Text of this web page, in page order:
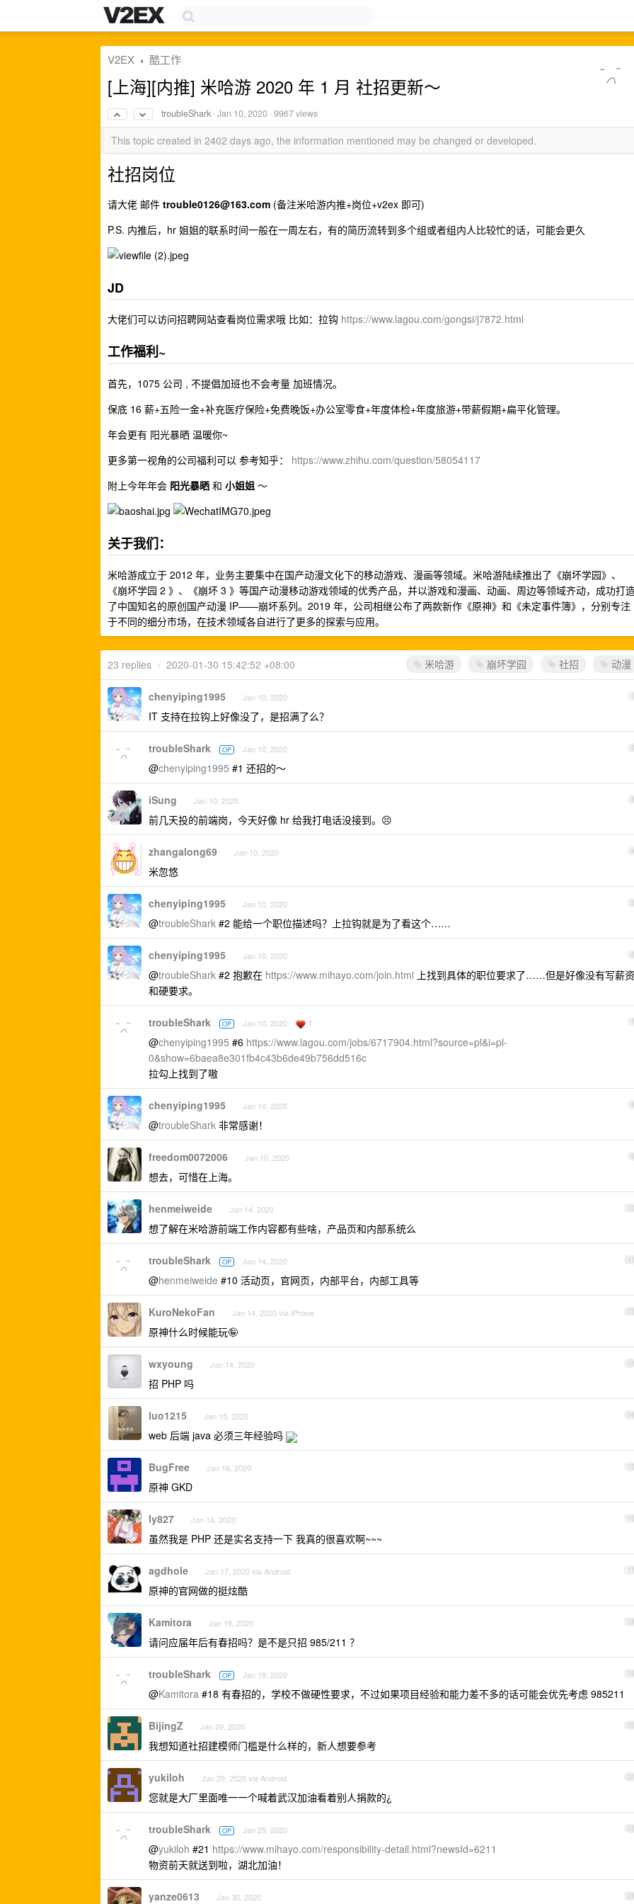
V2EX › 酷工作
[上海][内推] 米哈游 2020 年 1 月 社招更新～
troubleShark ·Jan 10, 2020 · 9967 views
This topic created in 2402 days ago, the information mentioned may be changed or developed.
社招岗位
请大佬 邮件 trouble0126@163.com (备注米哈游内推+岗位+v2ex 即可)
P.S. 内推后，hr 姐姐的联系时间一般在一周左右，有的简历流转到多个组或者组内人比较忙的话，可能会更久
JD
大佬们可以访问招聘网站查看岗位需求哦 比如：拉钩 https://www.lagou.com/gongsi/j7872.html
工作福利~
首先，1075 公司 , 不提倡加班也不会考量 加班情况。
保底 16 薪+五险一金+补充医疗保险+免费晚饭+办公室零食+年度体检+年度旅游+带薪假期+扁平化管理。
年会更有 阳光暴晒 温暖你~
更多第一视角的公司福利可以 参考知乎： https://www.zhihu.com/question/58054117
附上今年年会 阳光暴晒 和 小姐姐 ～
关于我们：
米哈游成立于 2012 年，业务主要集中在国产动漫文化下的移动游戏、漫画等领域。米哈游陆续推出了《崩坏学园》、
《崩坏学园 2 》、《崩坏 3 》等国产动漫移动游戏领域的优秀产品，并以游戏和漫画、动画、周边等领域齐动，成功打
了中国知名的原创国产动漫 IP——崩坏系列。2019 年，公司相继公布了两款新作《原神》和《未定事件簿》，分别专注
于不同的细分市场，在技术领域各自进行了更多的探索与应用。
米哈游 崩坏学园 社招 动漫
23 replies • 2020-01-30 15:42:52 +08:00
1
chenyiping1995 Jan 10, 2020
IT 支持在拉钩上好像没了，是招满了么？
2
troubleShark OP Jan 10, 2020
@chenyiping1995 #1 还招的～
3
iSung Jan 10, 2020
前几天投的前端岗，今天好像 hr 给我打电话没接到。😣
4
zhangalong69 Jan 10, 2020
米忽悠
5
chenyiping1995 Jan 10, 2020
@troubleShark #2 能给一个职位描述吗？上拉钩就是为了看这个……
6
chenyiping1995 Jan 10, 2020
@troubleShark #2 抱歉在 https://www.mihayo.com/join.html 上找到具体的职位要求了……但是好像没有写薪资
和硬要求。
7
troubleShark OP Jan 10, 2020 1
@chenyiping1995 #6 https://www.lagou.com/jobs/6717904.html?source=pl&i=pl-
0&show=6baea8e301fb4c43b6de49b756dd516c
拉勾上找到了嗷
8
chenyiping1995 Jan 10, 2020
@troubleShark 非常感谢！
9
freedom0072006 Jan 10, 2020
想去，可惜在上海。
10
henmeiweide Jan 14, 2020
想了解在米哈游前端工作内容都有些啥，产品页和内部系统么
11
troubleShark OP Jan 14, 2020
@henmeiweide #10 活动页，官网页，内部平台，内部工具等
12
KuroNekoFan Jan 14, 2020 via iPhone
原神什么时候能玩🤪
13
wxyoung Jan 14, 2020
招 PHP 吗
14
luo1215 Jan 15, 2020
web 后端 java 必须三年经验吗
15
BugFree Jan 16, 2020
原神 GKD
16
ly827 Jan 16, 2020
虽然我是 PHP 还是实名支持一下 我真的很喜欢啊~~~
17
agdhole Jan 17, 2020 via Android
原神的官网做的挺炫酷
18
Kamitora Jan 19, 2020
请问应届年后有春招吗？是不是只招 985/211 ？
19
troubleShark OP Jan 19, 2020
@Kamitora #18 有春招的，学校不做硬性要求，不过如果项目经验和能力差不多的话可能会优先考虑 985211
20
BijingZ Jan 29, 2020
我想知道社招建模师门槛是什么样的，新人想要参考
21
yukiloh Jan 29, 2020 via Android
您就是大厂里面唯一一个喊着武汉加油看着别人捐款的¿
22
troubleShark OP Jan 29, 2020
@yukiloh #21 https://www.mihayo.com/responsibility-detail.html?newsId=6211
物资前天就送到啦，湖北加油！
23
yanze0613 Jan 30, 2020